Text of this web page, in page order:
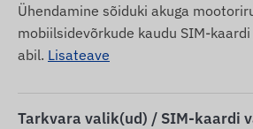
Ühendamine sõiduki akuga
mobiilsidevõrkude kaudu SIM-
abil. Lisateave
Tarkvara valik(ud) / SIM-kaardi